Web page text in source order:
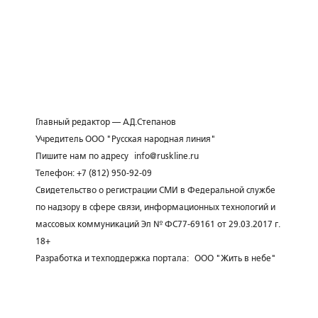
Главный редактор — А.Д.Степанов
Учредитель ООО "Русская народная линия"
Пишите нам по адресу
info@ruskline.ru
Телефон: +7 (812) 950-92-09
Свидетельство о регистрации СМИ в Федеральной службе
по надзору в сфере связи, информационных технологий и
массовых коммуникаций Эл № ФС77-69161 от 29.03.2017 г.
18+
Разработка и техподдержка портала: ООО "Жить в небе"